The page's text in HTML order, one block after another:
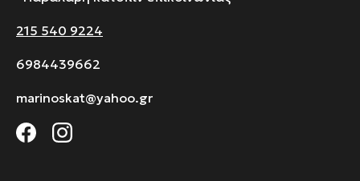
215 540 9224
6984439662
marinoskat@yahoo.gr